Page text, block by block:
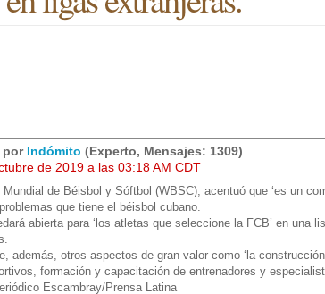
por Indómito (Experto, Mensajes: 1309)
de 2019 a las 03:18 AM CDT
Mundial de Béisbol y Sóftbol (WBSC), acentuó que ‘es un
que tiene el béisbol cubano.
abierta para ‘los atletas que seleccione la FCB’ en una
además, otros aspectos de gran valor como ‘la
formación y capacitación de entrenadores y
Escambray/Prensa Latina